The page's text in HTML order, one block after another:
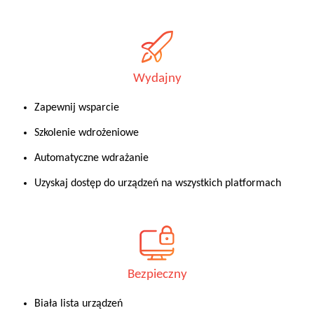
Wydajny
Zapewnij wsparcie
Szkolenie wdrożeniowe
Automatyczne wdrażanie
Uzyskaj dostęp do urządzeń na wszystkich platformach
Bezpieczny
Biała lista urządzeń